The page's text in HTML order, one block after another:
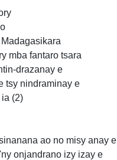
mba fantaro tsara
drazanay e
tsy nindraminay e
ia (2)
ao no misy anay e
onjandrano izy izay e